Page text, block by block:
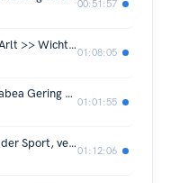
00:51:57
#34 Tobias Wendl und Tobias Arlt >> Wichtig ist, ein starkes Team hinter sich zu haben! <<
01:08:05
#33 Markus Steinhauser und Tabea Gering >> Gemeinsam mehr erreichen! <<
01:01:55
#32 Holger Stromberg >> Wie der Sport, verbindet auch das Essen uns Menschen <<
01:12:06